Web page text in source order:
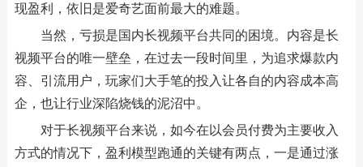
现盈利，依旧是爱奇艺面前最大的难题。
当然，亏损是国内长视频平台共同的困境。内容是长
视频平台的唯一壁垒，在过去一段时间里，为追求爆款内
容、引流用户，玩家们大手笔的投入让各自的内容成本高
企，也让行业深陷烧钱的泥沼中。
对于长视频平台来说，如今在以会员付费为主要收入
方式的情况下，盈利模型跑通的关键有两点，一是通过涨